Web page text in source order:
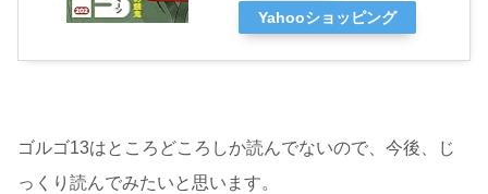
Yahooショッピング
ゴルゴ13はところどころしか読んでないので、今後、じ
っくり読んでみたいと思います。